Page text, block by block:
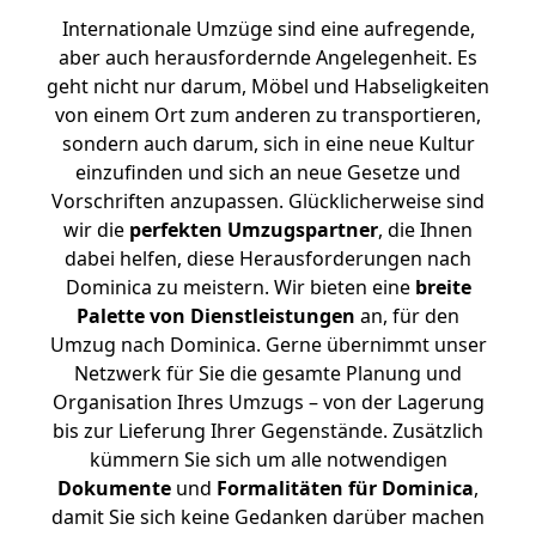
Internationale Umzüge sind eine aufregende,
aber auch herausfordernde Angelegenheit. Es
geht nicht nur darum, Möbel und Habseligkeiten
von einem Ort zum anderen zu transportieren,
sondern auch darum, sich in eine neue Kultur
einzufinden und sich an neue Gesetze und
Vorschriften anzupassen. Glücklicherweise sind
wir die perfekten Umzugspartner, die Ihnen
dabei helfen, diese Herausforderungen nach
Dominica zu meistern. Wir bieten eine breite
Palette von Dienstleistungen an, für den
Umzug nach Dominica. Gerne übernimmt unser
Netzwerk für Sie die gesamte Planung und
Organisation Ihres Umzugs – von der Lagerung
bis zur Lieferung Ihrer Gegenstände. Zusätzlich
kümmern Sie sich um alle notwendigen
Dokumente und Formalitäten für Dominica,
damit Sie sich keine Gedanken darüber machen